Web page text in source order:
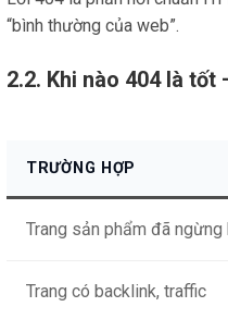
“bình thường của web”.
2.2. Khi nào 404 là tốt
TRƯỜNG HỢP
Trang sản phẩm đã ngừng
Trang có backlink, traffic